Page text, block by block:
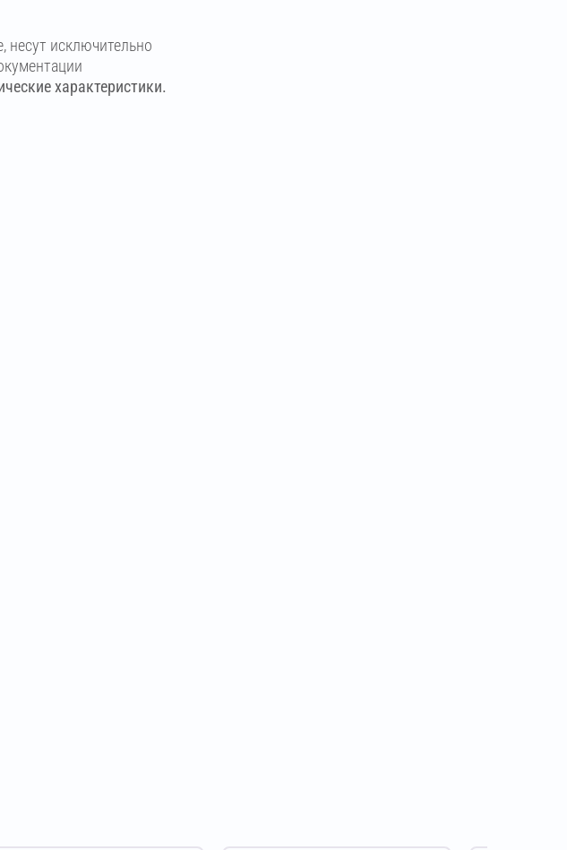
несут исключительно
характеристики.